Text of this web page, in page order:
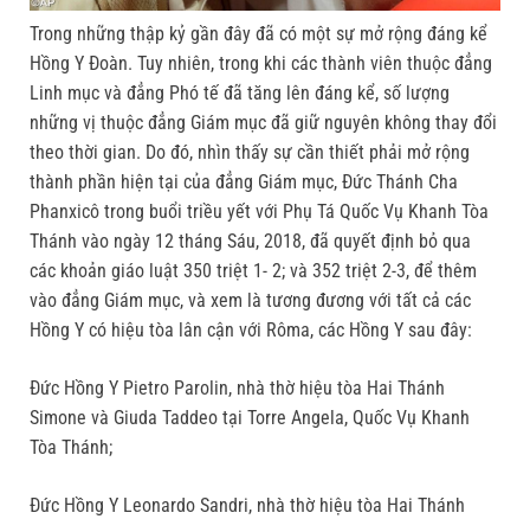
Trong những thập kỷ gần đây đã có một sự mở rộng đáng kể
Hồng Y Đoàn. Tuy nhiên, trong khi các thành viên thuộc đẳng
Linh mục và đẳng Phó tế đã tăng lên đáng kể, số lượng
những vị thuộc đẳng Giám mục đã giữ nguyên không thay đổi
theo thời gian. Do đó, nhìn thấy sự cần thiết phải mở rộng
thành phần hiện tại của đẳng Giám mục, Đức Thánh Cha
Phanxicô trong buổi triều yết với Phụ Tá Quốc Vụ Khanh Tòa
Thánh vào ngày 12 tháng Sáu, 2018, đã quyết định bỏ qua
các khoản giáo luật 350 triệt 1- 2; và 352 triệt 2-3, để thêm
vào đẳng Giám mục, và xem là tương đương với tất cả các
Hồng Y có hiệu tòa lân cận với Rôma, các Hồng Y sau đây:
Đức Hồng Y Pietro Parolin, nhà thờ hiệu tòa Hai Thánh
Simone và Giuda Taddeo tại Torre Angela, Quốc Vụ Khanh
Tòa Thánh;
Đức Hồng Y Leonardo Sandri, nhà thờ hiệu tòa Hai Thánh